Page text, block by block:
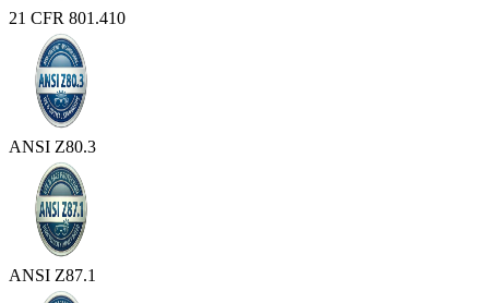
21 CFR 801.410
ANSI Z80.3
ANSI Z87.1